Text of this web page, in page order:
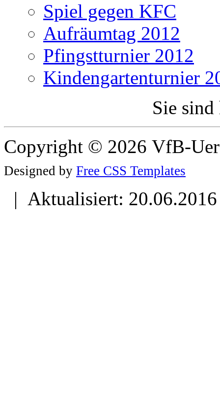
Spiel gegen KFC
Aufräumtag 2012
Pfingstturnier 2012
Kindengartenturnier
Sie
Copyright © 2026 VfB-
Designed by Free CSS Templates
| Aktualisiert: 20.06.2016